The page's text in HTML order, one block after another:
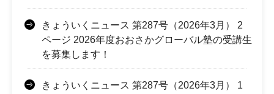
きょういくニュース 第287号（2026年3月） 2
ページ 2026年度おおさかグローバル塾の受講生
を募集します！
きょういくニュース 第287号（2026年3月） 1